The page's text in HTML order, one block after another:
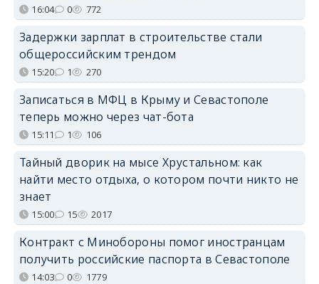
16:04 0 772
Задержки зарплат в строительстве стали
общероссийским трендом
15:20 1 270
Записаться в МФЦ в Крыму и Севастополе
теперь можно через чат-бота
15:11 1 106
Тайный дворик на мысе Хрустальном: как
найти место отдыха, о котором почти никто не
знает
15:00 15 2017
Контракт с Минобороны помог иностранцам
получить российские паспорта в Севастополе
14:03 0 1779